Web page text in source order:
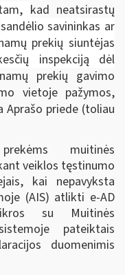
kad neatsirastų
sandėlio savininkas ar
prekių siuntėjas
inspekciją dėl
prekių gavimo
vietoje pažymos,
priede (toliau
muitinės
veiklos tęstinumo
kai nepavyksta
(AIS) atlikti e-AD
su Muitinės
pateiktais
duomenimis